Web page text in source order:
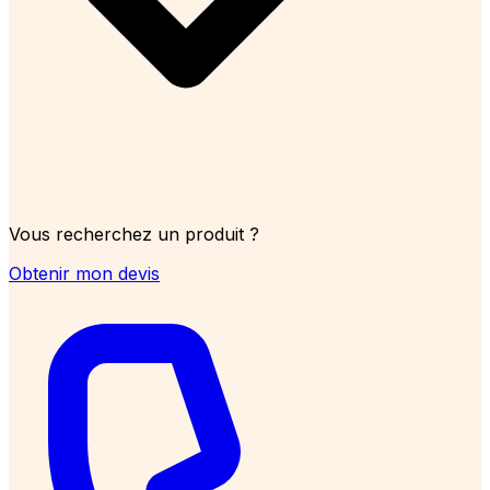
Vous recherchez un produit ?
Obtenir mon devis